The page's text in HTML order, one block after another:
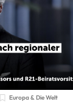
Europa & Die Welt